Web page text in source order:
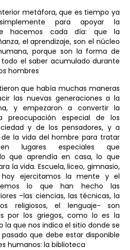
metáfora, que es tiempo ya
para apoyar la
hacemos cada día: que la
el aprendizaje, son el núcleo
porque son la forma de
el saber acumulado durante
hombres
que había muchas maneras
las nuevas generaciones a la
y empezaron a convertir la
preocupación especial de los
y de los pensadores, y a
la vida del hombre para tratar
lugares especiales que
que aprendía en casa, lo que
la vida. Escuela, liceo, gimnasio,
hoy ejercitamos la mente y el
lo que han hecho las
–las ciencias, las técnicas, la
religiosos, el lenguaje- son
por los griegos, como lo es la
la que nos indica el sitio donde se
que debe estar disponible
humanos: la biblioteca